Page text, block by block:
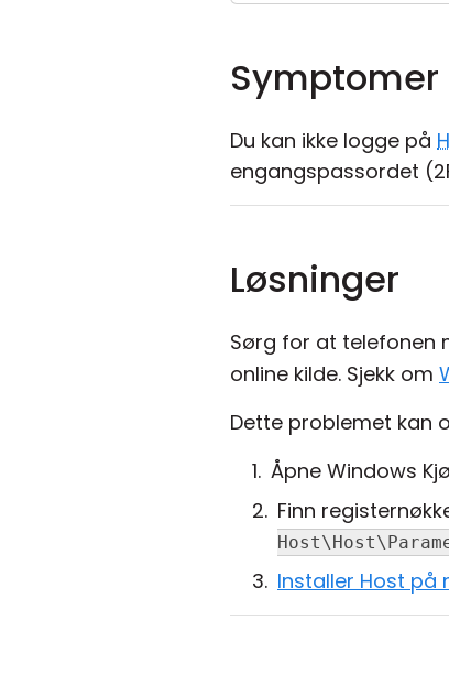
Symptomer
Du kan ikke logge på
engangspassordet
Løsninger
Sørg for at telefonen
online kilde. Sjekk om
Dette problemet kan
Åpne Windows
Finn
Installer Host på